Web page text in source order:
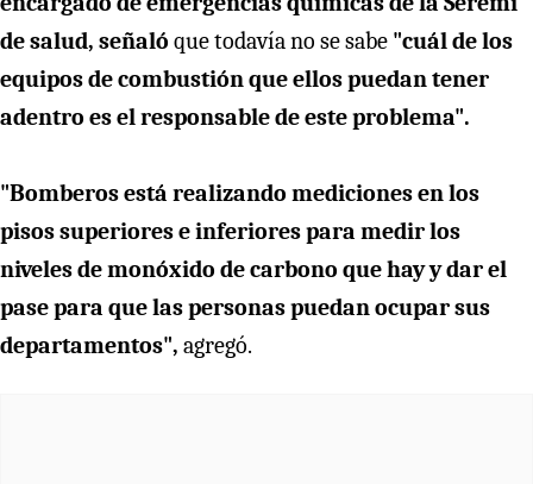
de salud, señaló que todavía no se sabe "cuál de los
equipos de combustión que ellos puedan tener
adentro es el responsable de este problema".
"Bomberos está realizando mediciones en los
pisos superiores e inferiores para medir los
niveles de monóxido de carbono que hay y dar el
pase para que las personas puedan ocupar sus
departamentos", agregó.